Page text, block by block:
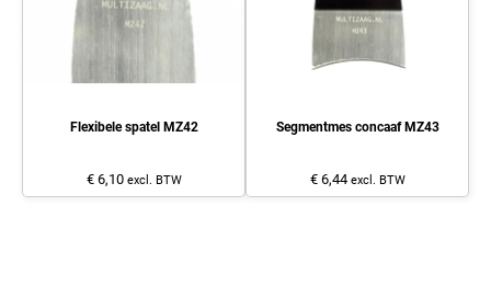
Flexibele spatel MZ42
€ 6,10 excl. BTW
Segmentmes concaaf MZ43
€ 6,44 excl. BTW